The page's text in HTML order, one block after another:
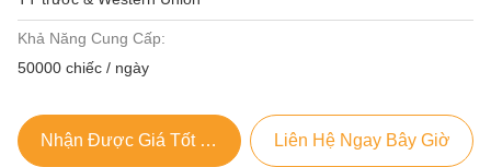
Khả Năng Cung Cấp:
50000 chiếc / ngày
Nhận Được Giá Tốt Nhất Liên Hệ Ngay Bây Giờ